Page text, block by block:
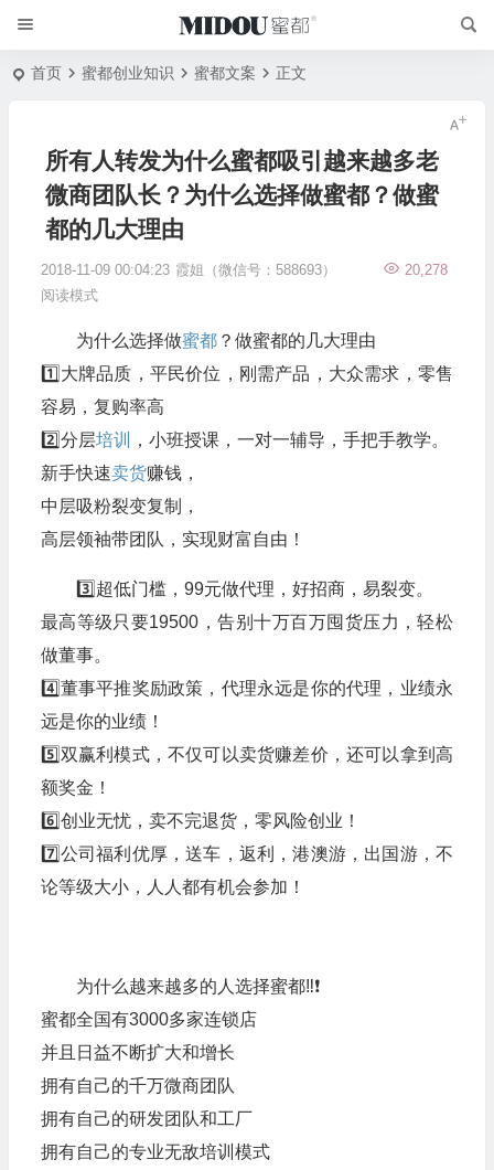
首页 蜜都创业知识 蜜都文案 正文
所有人转发为什么蜜都吸引越来越多老
微商团队长？为什么选择做蜜都？做蜜
都的几大理由
2018-11-09 00:04:23 霞姐（微信号：588693）
20,278
阅读模式
为什么选择做蜜都？做蜜都的几大理由
1️⃣大牌品质，平民价位，刚需产品，大众需求，零售
容易，复购率高
2️⃣分层培训
，小班授课，一对一辅导，手把手教学。
新手快速卖货赚钱，
中层吸粉裂变复制，
高层领袖带团队，实现财富自由！
3️⃣超低门槛，99元做代理，好招商，易裂变。
最高等级只要19500，告别十万百万囤货压力，轻松
做董事。
4️⃣董事平推奖励政策，代理永远是你的代理，业绩永
远是你的业绩！
5️⃣双赢利模式，不仅可以卖货赚差价，还可以拿到高
额奖金！
6️⃣创业无忧，卖不完退货，零风险创业！
7️⃣公司福利优厚，送车，返利，港澳游，出国游，不
论等级大小，人人都有机会参加！
为什么越来越多的人选择蜜都‼❗
蜜都全国有3000多家连锁店
并且日益不断扩大和增长
拥有自己的千万微商团队
拥有自己的研发团队和工厂
拥有自己的专业无敌培训模式